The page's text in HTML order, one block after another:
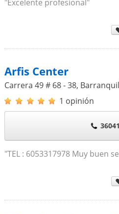
"Excelente profesional"
Arfis Center
Carrera 49 # 68 - 38,
1 opinión
"TEL : 6053317978 Muy buen